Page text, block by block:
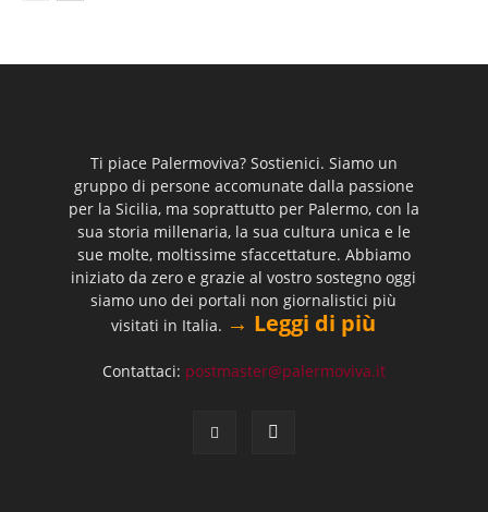
Ti piace Palermoviva? Sostienici. Siamo un
gruppo di persone accomunate dalla passione
per la Sicilia, ma soprattutto per Palermo, con la
sua storia millenaria, la sua cultura unica e le
sue molte, moltissime sfaccettature. Abbiamo
iniziato da zero e grazie al vostro sostegno oggi
siamo uno dei portali non giornalistici più
visitati in Italia. → Leggi di più
Contattaci: postmaster@palermoviva.it